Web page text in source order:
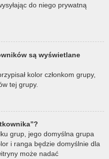
do niego prywatną
są wyświetlane
kolor członkom grupy,
tej grupy.
grup, jego domyślna grupa
i ranga będzie domyślnie dla
może nadać